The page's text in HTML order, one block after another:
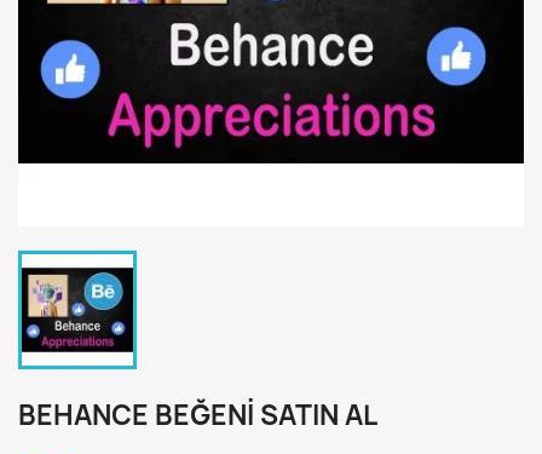
BEHANCE BEĞENİ SATIN AL